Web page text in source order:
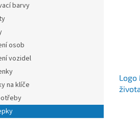
barvy
osob
vozidel
na klíče
Logo